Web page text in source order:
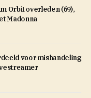
Orbit overleden (69),
Madonna
voor mishandeling